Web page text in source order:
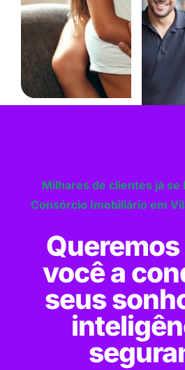
Milhares de clientes já se
Consórcio Imobiliário em
você a
seus